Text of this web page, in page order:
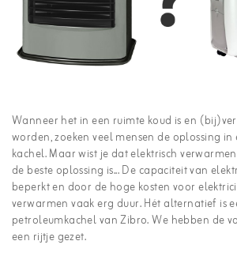
Wanneer het in een ruimte koud is en
worden, zoeken veel mensen de oplossing in
kachel. Maar wist je dat elektrisch
de beste oplossing is... De capaciteit van
beperkt en door de hoge kosten voor
verwarmen vaak erg duur. Hét alternatief is
petroleumkachel van Zibro. We hebben de
een rijtje gezet.